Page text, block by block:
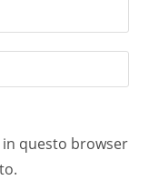
in questo browser